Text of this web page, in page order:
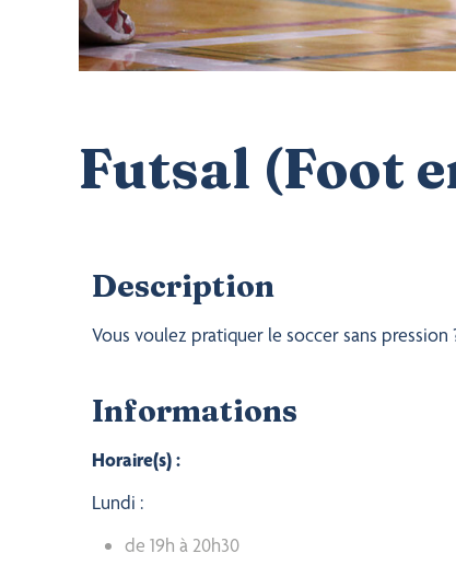
Futsal (Foot
Description
Vous voulez pratiquer le soccersans
Informations
Horaire(s) :
Lundi :
de 19h à 20h30